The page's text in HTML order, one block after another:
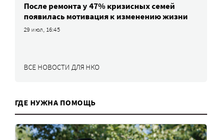
После ремонта у 47% кризисных семей
появилась мотивация к изменению жизни
29 июл, 16:45
ВСЕ НОВОСТИ ДЛЯ НКО
ГДЕ НУЖНА ПОМОЩЬ